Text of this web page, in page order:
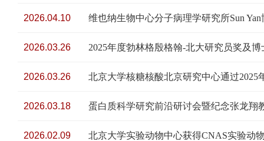
2026.04.10 维也纳生物中心分子病理学研究所Sun
2026.03.26 2025年度勃林格殷格翰-北大研究员奖及
2026.03.26 北京大学核糖核酸北京研究中心通过2025
2026.03.18 蛋白质科学研究前沿研讨会暨纪念张龙翔
2026.02.09 北京大学实验动物中心获得CNAS实验动